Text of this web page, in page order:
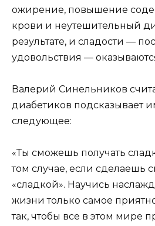
ожирение, повышение
крови и неутешительный
результате, и сладости —
удовольствия —
Валерий Синельников
диабетиков подсказывает
следующее:
«Ты сможешь получать
том случае, если сделаешь
«сладкой». Научись
жизни только самое
так, чтобы все в этом мире